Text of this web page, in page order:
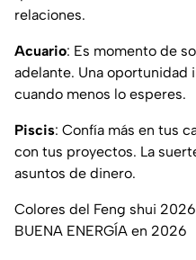
relaciones.
Acuario: Es momento de
adelante. Una oportunidad
cuando menos lo esperes.
Piscis: Confía más en tus
con tus proyectos. La
asuntos de dinero.
Colores del Feng shui
BUENA ENERGÍA en 2026